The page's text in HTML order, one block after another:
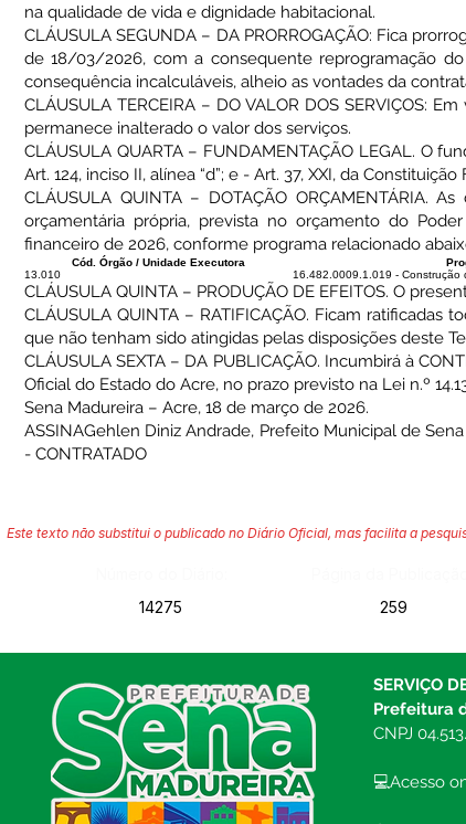
na qualidade de vida e dignidade habitacional.
CLÁUSULA SEGUNDA – DA PRORROGAÇÃO: Fica
de 18/03/2026, com a consequente reprogramação
consequência incalculáveis, alheio as vontades da
CLÁUSULA TERCEIRA – DO VALOR DOS SERVIÇOS:
permanece inalterado o valor dos serviços.
CLÁUSULA QUARTA – FUNDAMENTAÇÃO LEGAL. O
Art. 124, inciso II, alínea “d”; e - Art. 37, XXI, da Constituição
CLÁUSULA QUINTA – DOTAÇÃO ORÇAMENTÁRIA.
orçamentária própria, prevista no orçamento do
financeiro de 2026, conforme programa relacionado
Cód. Órgão / Unidade Executora
13.010
16.482.0009.1.019 - Construção
CLÁUSULA QUINTA – PRODUÇÃO DE EFEITOS. O
CLÁUSULA QUINTA – RATIFICAÇÃO. Ficam
que não tenham sido atingidas pelas disposições deste
CLÁUSULA SEXTA – DA PUBLICAÇÃO. Incumbirá à
Oficial do Estado do Acre, no prazo previsto na Lei n.º
Sena Madureira – Acre, 18 de março de 2026.
ASSINAGehlen Diniz Andrade, Prefeito Municipal de
- CONTRATADO
Este texto não substitui o publicado no Diário Oficial, mas facilita a
14275
259
CIDADÃO (SIC) E OUVIDORIA
Prefeitura de Sena Madureira
CNPJ 04.513.362/0001-37
Av. Avelino Chaves, n° 720, 69940-
Sena Madureira, Acre, Brasil
SERVIÇO
Prefeitura
CNPJ
💻Acesso